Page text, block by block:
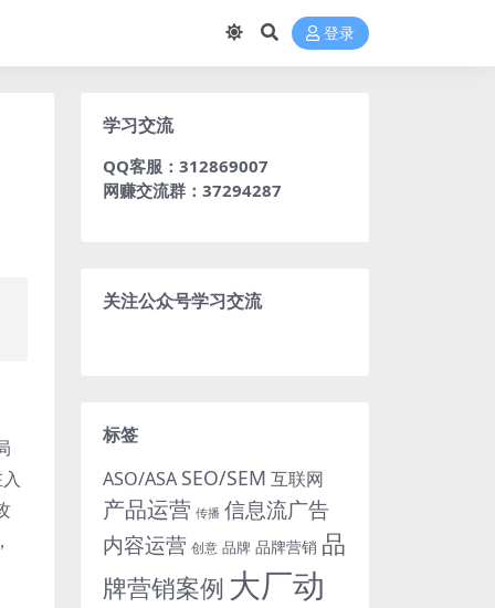
登录
学习交流
QQ客服：312869007
网赚交流群：37294287
关注公众号学习交流
标签
ASO/ASA SEO/SEM 互联网
产品运营 传播 信息流广告
内容运营 创意 品牌 品牌营销 品
牌营销案例 大厂动